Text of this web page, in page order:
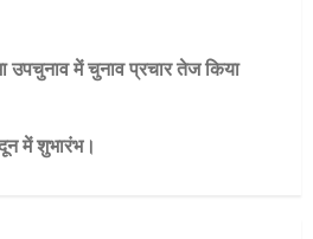
उपचुनाव में चुनाव प्रचार तेज किया
में शुभारंभ।